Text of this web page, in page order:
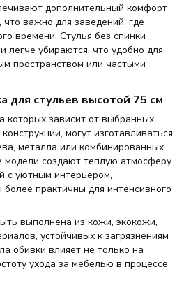
дополнительный комфорт
важно для заведений, где
времени. Стулья без спинки
убираются, что удобно для
пространством или частыми
для стульев высотой 75 см
которых зависит от выбранных
могут изготавливаться
металла или комбинированных
создают теплую атмосферу
с уютным интерьером,
практичны для интенсивного
выполнена из кожи, экокожи,
устойчивых к загрязнениям
обивки влияет не только на
ухода за мебелью в процессе